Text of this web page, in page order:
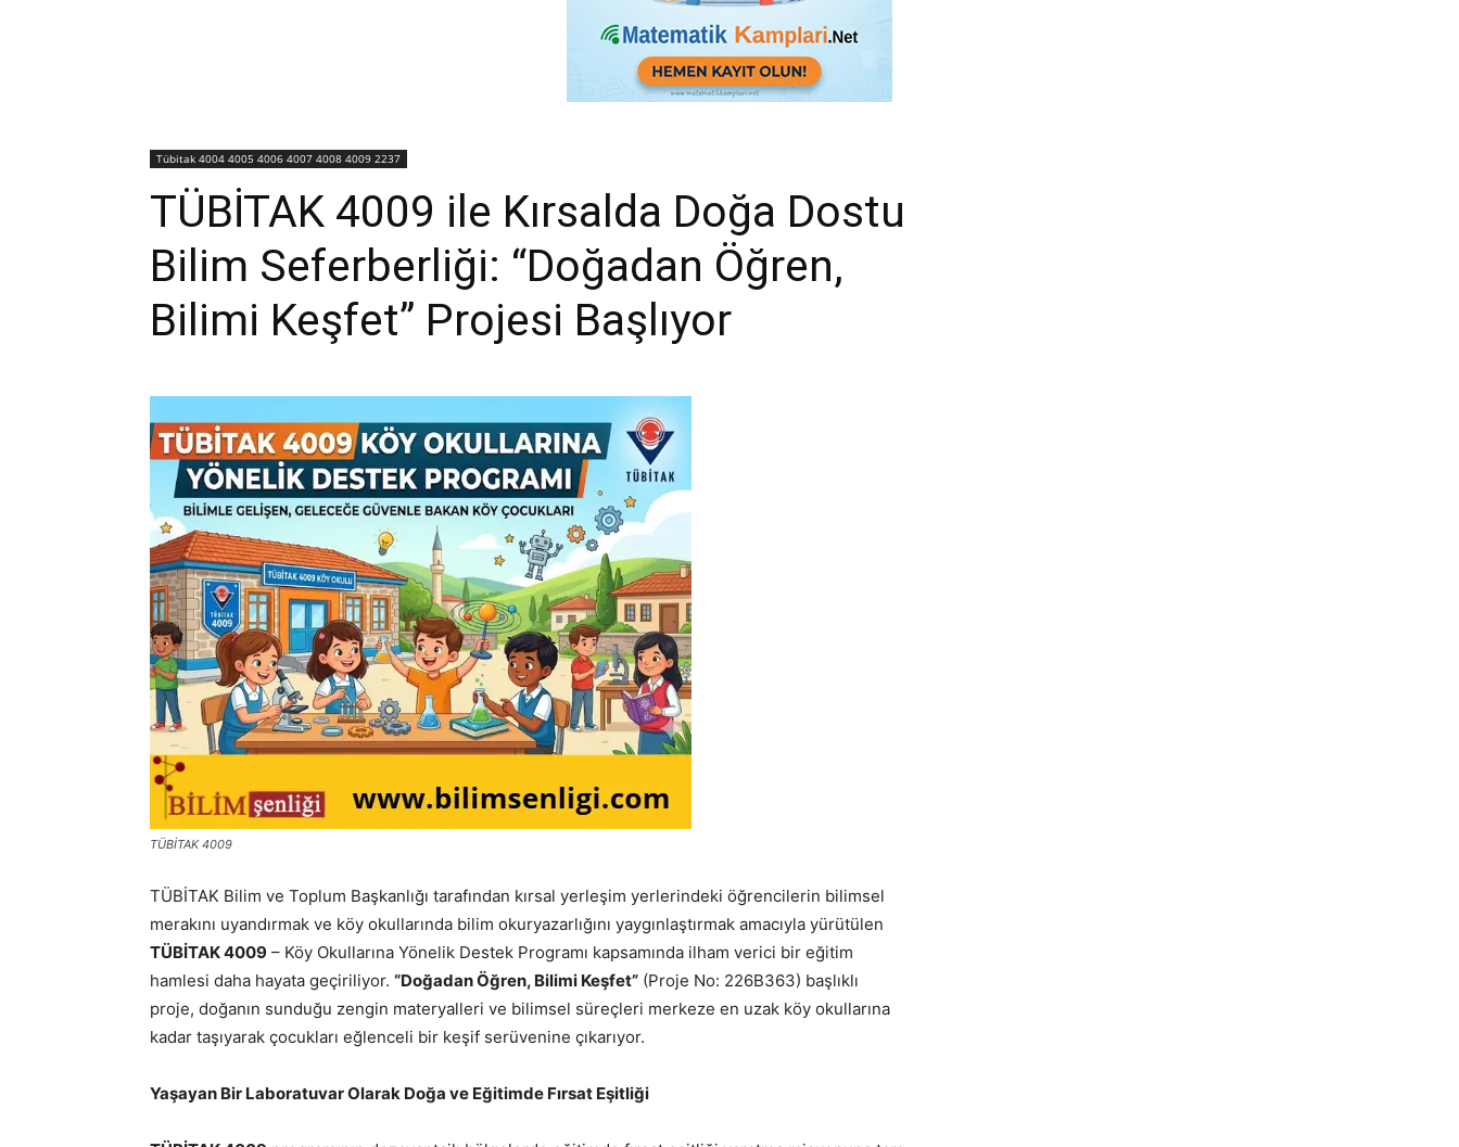
Tübitak 4004 4005 4006 4007 4008 4009 2237
TÜBİTAK 4009 ile Kırsalda Doğa Dostu
Bilim Seferberliği: “Doğadan Öğren,
Bilimi Keşfet” Projesi Başlıyor
TÜBİTAK 4009
TÜBİTAK Bilim ve Toplum Başkanlığı tarafından kırsal yerleşim yerlerindeki öğrencilerin bilimsel
merakını uyandırmak ve köy okullarında bilim okuryazarlığını yaygınlaştırmak amacıyla yürütülen
TÜBİTAK 4009 – Köy Okullarına Yönelik Destek Programı kapsamında ilham verici bir eğitim
hamlesi daha hayata geçiriliyor. “Doğadan Öğren, Bilimi Keşfet” (Proje No: 226B363) başlıklı
proje, doğanın sunduğu zengin materyalleri ve bilimsel süreçleri merkeze en uzak köy okullarına
kadar taşıyarak çocukları eğlenceli bir keşif serüvenine çıkarıyor.
Yaşayan Bir Laboratuvar Olarak Doğa ve Eğitimde Fırsat Eşitliği